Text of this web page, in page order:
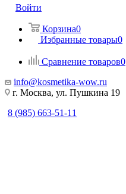
Войти
Корзина0
Избранные товары0
Сравнение товаров0
info@kosmetika-wow.ru
г. Москва, ул. Пушкина 19
8 (985) 663-51-11